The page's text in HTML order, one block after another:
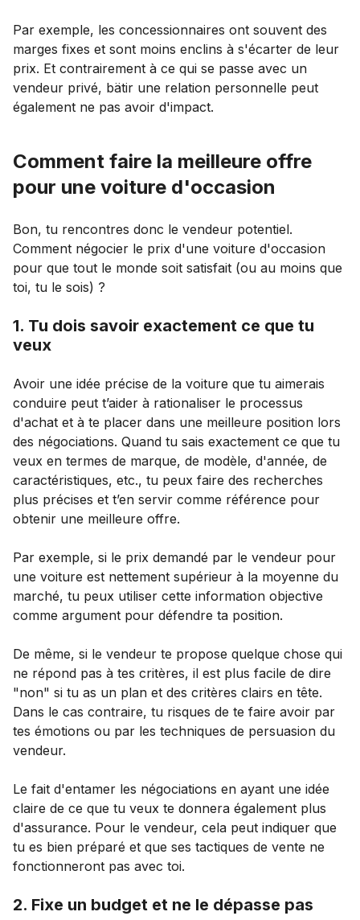
Par exemple, les concessionnaires ont souvent des
marges fixes et sont moins enclins à s'écarter de leur
prix. Et contrairement à ce qui se passe avec un
vendeur privé, bätir une relation personnelle peut
également ne pas avoir d'impact.
Comment faire la meilleure offre
pour une voiture d'occasion
Bon, tu rencontres donc le vendeur potentiel.
Comment négocier le prix d'une voiture d'occasion
pour que tout le monde soit satisfait (ou au moins que
toi, tu le sois) ?
1. Tu dois savoir exactement ce que tu
veux
Avoir une idée précise de la voiture que tu aimerais
conduire peut t’aider à rationaliser le processus
d'achat et à te placer dans une meilleure position lors
des négociations. Quand tu sais exactement ce que tu
veux en termes de marque, de modèle, d'année, de
caractéristiques, etc., tu peux faire des recherches
plus précises et t’en servir comme référence pour
obtenir une meilleure offre.
Par exemple, si le prix demandé par le vendeur pour
une voiture est nettement supérieur à la moyenne du
marché, tu peux utiliser cette information objective
comme argument pour défendre ta position.
De même, si le vendeur te propose quelque chose qui
ne répond pas à tes critères, il est plus facile de dire
"non" si tu as un plan et des critères clairs en tête.
Dans le cas contraire, tu risques de te faire avoir par
tes émotions ou par les techniques de persuasion du
vendeur.
Le fait d'entamer les négociations en ayant une idée
claire de ce que tu veux te donnera également plus
d'assurance. Pour le vendeur, cela peut indiquer que
tu es bien préparé et que ses tactiques de vente ne
fonctionneront pas avec toi.
2. Fixe un budget et ne le dépasse pas